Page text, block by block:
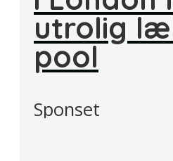
utrolig
pool
Sponset